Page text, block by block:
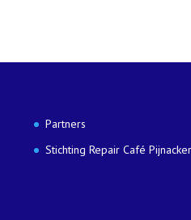
Partners
Stichting Repair Café Pijnacker